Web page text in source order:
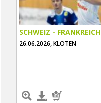
SCHWEIZ - FRANKREICH
26.06.2026, KLOTEN